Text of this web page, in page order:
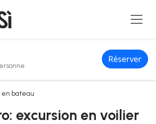
Réserver
en bateau
en voilier
excursion en voilier